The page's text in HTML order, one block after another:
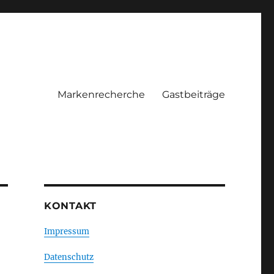
Markenrecherche Gastbeiträge
KONTAKT
Impressum
Datenschutz